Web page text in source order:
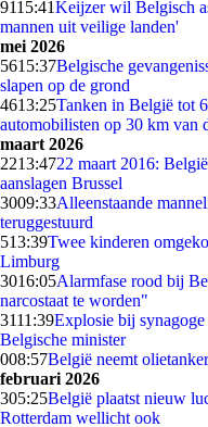
9115:41Keijzer wil Belgisch
mannen uit veilige landen'
mei 2026
5615:37Belgische
slapen op de grond
4613:25Tanken in België tot
automobilisten op 30 km van
maart 2026
2213:4722 maart 2016:
aanslagen Brussel
3009:33Alleenstaande
teruggestuurd
513:39Twee kinderen
Limburg
3016:05Alarmfase rood bij
narcostaat te worden"
3111:39Explosie bij
Belgische minister
008:57België neemt
februari 2026
305:25België plaatst nieuw
Rotterdam wellicht ook